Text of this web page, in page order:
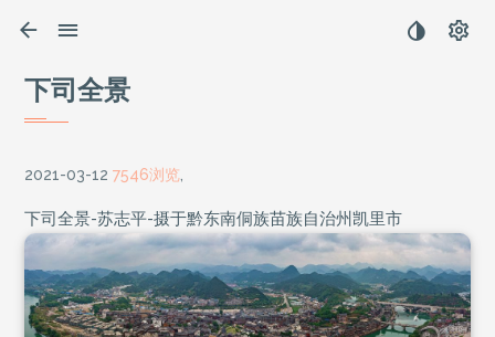
下司全景
2021-03-12 7546浏览
下司全景-苏志平-摄于黔东南侗族苗族自治州凯里市